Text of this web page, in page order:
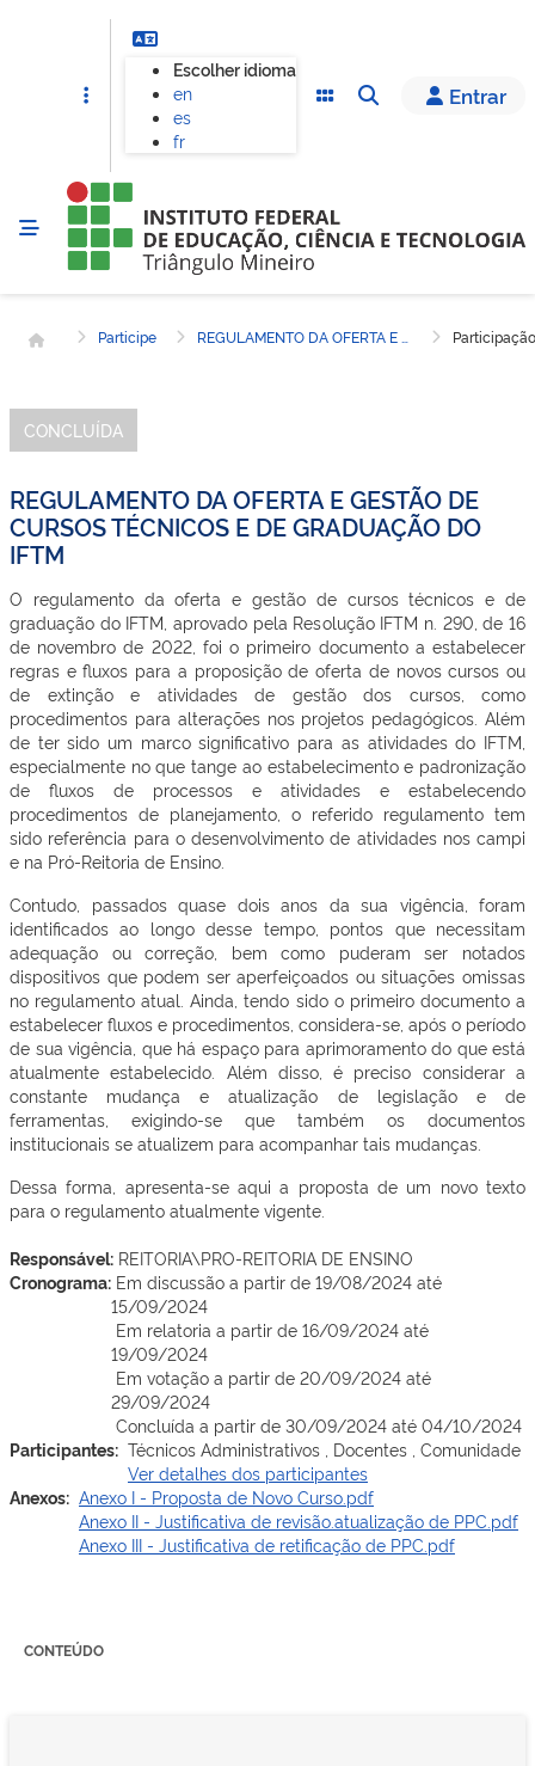
Escolher idioma
en
es
fr
Entrar
Página inicial
Participe Participação
CONCLUÍDA
REGULAMENTO DA OFERTA E GESTÃO DE
CURSOS TÉCNICOS E DE GRADUAÇÃO DO
IFTM
O regulamento da oferta e gestão de cursos técnicos e de
graduação do IFTM, aprovado pela Resolução IFTM n. 290, de 16
de novembro de 2022, foi o primeiro documento a estabelecer
regras e fluxos para a proposição de oferta de novos cursos ou
de extinção e atividades de gestão dos cursos, como
procedimentos para alterações nos projetos pedagógicos. Além
de ter sido um marco significativo para as atividades do IFTM,
especialmente no que tange ao estabelecimento e padronização
de fluxos de processos e atividades e estabelecendo
procedimentos de planejamento, o referido regulamento tem
sido referência para o desenvolvimento de atividades nos campi
e na Pró-Reitoria de Ensino.
Contudo, passados quase dois anos da sua vigência, foram
identificados ao longo desse tempo, pontos que necessitam
adequação ou correção, bem como puderam ser notados
dispositivos que podem ser aperfeiçoados ou situações omissas
no regulamento atual. Ainda, tendo sido o primeiro documento a
estabelecer fluxos e procedimentos, considera-se, após o período
de sua vigência, que há espaço para aprimoramento do que está
atualmente estabelecido. Além disso, é preciso considerar a
constante mudança e atualização de legislação e de
ferramentas, exigindo-se que também os documentos
institucionais se atualizem para acompanhar tais mudanças.
Dessa forma, apresenta-se aqui a proposta de um novo texto
para o regulamento atualmente vigente.
Responsável: REITORIA\PRO-REITORIA DE ENSINO
Cronograma: Em discussão a partir de 19/08/2024 até
15/09/2024
Em relatoria a partir de 16/09/2024 até
19/09/2024
Em votação a partir de 20/09/2024 até
29/09/2024
Concluída a partir de 30/09/2024 até 04/10/2024
Participantes: Técnicos Administrativos , Docentes , Comunidade
Ver detalhes dos participantes
Anexos: Anexo I - Proposta de Novo Curso.pdf
Anexo II - Justificativa de revisão.atualização de PPC.pdf
Anexo III - Justificativa de retificação de PPC.pdf
CONTEÚDO